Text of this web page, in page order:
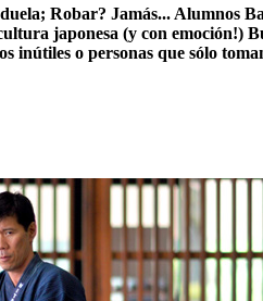
Robar? Jamás... Alumnos
japonesa (y con emoción!)
o personas que sólo